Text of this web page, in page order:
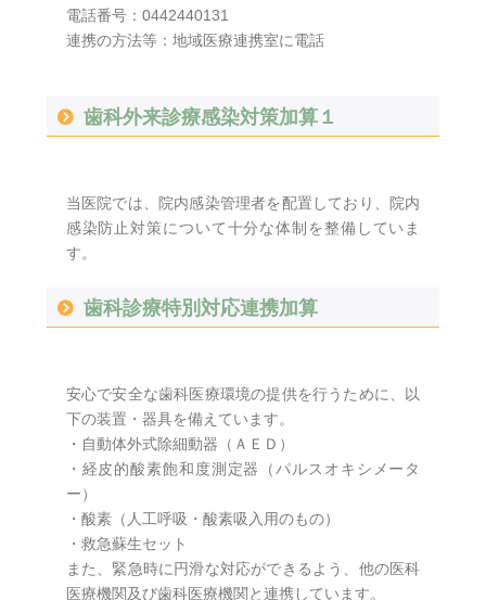
電話番号：0442440131
連携の方法等：地域医療連携室に電話
歯科外来診療感染対策加算１
当医院では、院内感染管理者を配置しており、院内
感染防止対策について十分な体制を整備していま
す。
歯科診療特別対応連携加算
安心で安全な歯科医療環境の提供を行うために、以
下の装置・器具を備えています。
・自動体外式除細動器（ＡＥＤ）
・経皮的酸素飽和度測定器（パルスオキシメータ
ー）
・酸素（人工呼吸・酸素吸入用のもの）
・救急蘇生セット
また、緊急時に円滑な対応ができるよう、他の医科
医療機関及び歯科医療機関と連携しています。